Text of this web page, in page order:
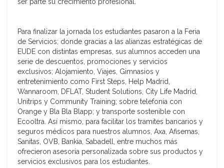
Para finalizar la jornada los estudiantes pasaron a la Feria
de Servicios; donde gracias a las alianzas estratégicas de
EUDE con distintas empresas, sus alumnos acceden una
serie de descuentos, promociones y servicios
exclusivos; Alojamiento, Viajes, Gimnasios y
entretenimiento como First Steps, Help Madrid,
Wannaroom, DFLAT, Student Solutions, City Life Madrid,
Unitrips y Community Training; sobre telefonía con
Orange y Bla Bla Blapp; y transporte sostenible con
Ecooltra. Así mismo, para facilitar los tramites bancarios y
seguros médicos para nuestros alumnos, Axa, Afisemas,
Sanitas, OVB, Bankia, Sabadell, entre muchos más
ofrecieron asesoría personalizada sobre sus productos y
servicios exclusivos para los estudiantes.